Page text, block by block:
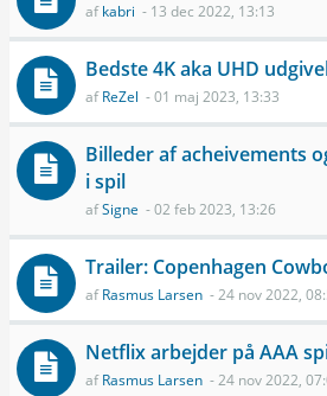
afkabri - 13 dec 2022, 13:13
Bedste 4K aka UHD
afReZel - 01 maj 2023, 13:33
Billeder af acheivements
i spil
afSigne - 02 feb 2023, 13:26
Trailer: Copenhagen
afRasmus Larsen - 24 nov 2022,
Netflix arbejder på AAA
afRasmus Larsen - 24 nov 2022,